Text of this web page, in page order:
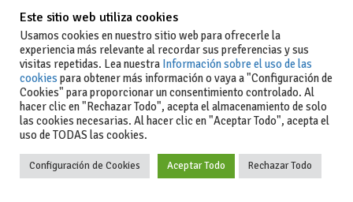
Ago 03, 2026 69 0 0
La Junta implementa mejoras en la
A381 por Los Barrios
Este sitio web utiliza cookies
Usamos cookies en nuestro sitio web para ofrecerle la
experiencia más relevante al recordar sus preferencias y sus
visitas repetidas. Lea nuestra Información sobre el uso de las
cookies para obtener más información o vaya a "Configuración de
Cookies" para proporcionar un consentimiento controlado. Al
hacer clic en "Rechazar Todo", acepta el almacenamiento de solo
las cookies necesarias. Al hacer clic en "Aceptar Todo", acepta el
uso de TODAS las cookies.
Configuración de Cookies Aceptar Todo Rechazar Todo